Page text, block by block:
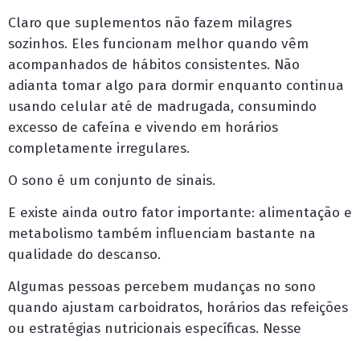
Claro que suplementos não fazem milagres
sozinhos. Eles funcionam melhor quando vêm
acompanhados de hábitos consistentes. Não
adianta tomar algo para dormir enquanto continua
usando celular até de madrugada, consumindo
excesso de cafeína e vivendo em horários
completamente irregulares.
O sono é um conjunto de sinais.
E existe ainda outro fator importante: alimentação e
metabolismo também influenciam bastante na
qualidade do descanso.
Algumas pessoas percebem mudanças no sono
quando ajustam carboidratos, horários das refeições
ou estratégias nutricionais específicas. Nesse